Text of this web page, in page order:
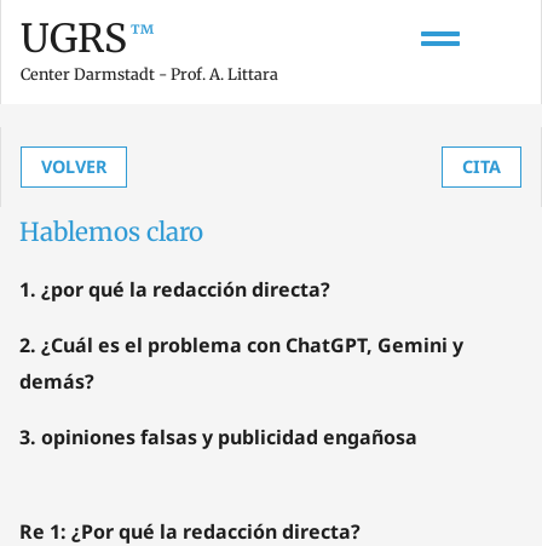
UGRS™
Center Darmstadt - Prof. A. Littara
VOLVER CITA
Hablemos claro
1. ¿por qué la redacción directa?
2. ¿Cuál es el problema con ChatGPT, Gemini y
demás?
3. opiniones falsas y publicidad engañosa
Re 1: ¿Por qué la redacción directa?